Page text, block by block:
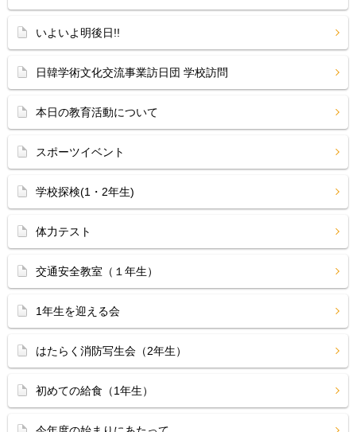
いよいよ明後日!!
日韓学術文化交流事業訪日団 学校訪問
本日の教育活動について
スポーツイベント
学校探検(1・2年生)
体力テスト
交通安全教室（１年生）
1年生を迎える会
はたらく消防写生会（2年生）
初めての給食（1年生）